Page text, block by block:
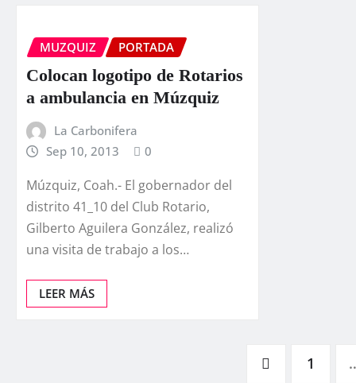
MUZQUIZ PORTADA
Colocan logotipo de Rotarios
a ambulancia en Múzquiz
La Carbonifera
Sep 10, 2013
0
Múzquiz, Coah.- El gobernador del
distrito 41_10 del Club Rotario,
Gilberto Aguilera González, realizó
una visita de trabajo a los…
LEER MÁS
1